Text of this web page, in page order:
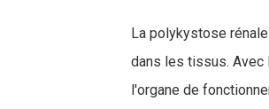
La polykystose
dans les tissus.
l'organe de